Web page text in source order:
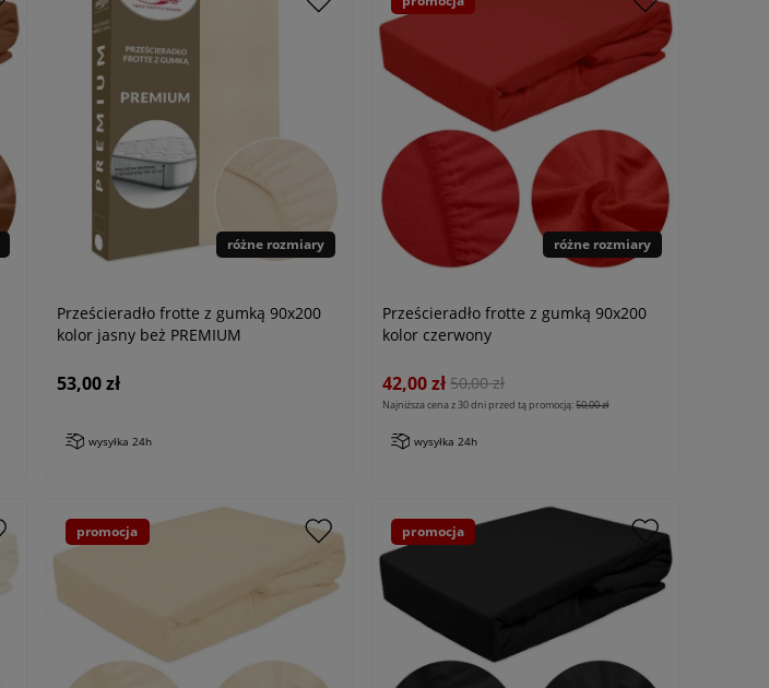
różne rozmiary
Prześcieradło frotte z gumką 90x200
kolor jasny beż PREMIUM
53,00 zł
wysyłka 24h
różne rozmiary
Prześcieradło frotte z gumką 90x200
kolor czerwony
42,00 zł 50,00 zł
Najniższa cena z 30 dni przed tą promocją:50,00 zł
wysyłka 24h
promocja promocja